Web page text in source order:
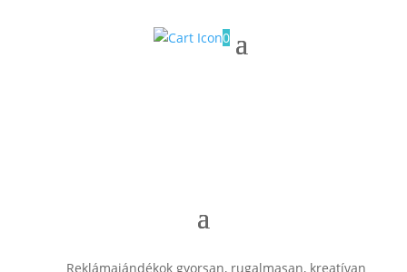
0
Reklámajándékok gyorsan, rugalmasan, kreatívan